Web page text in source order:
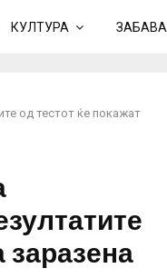
КУЛТУРА ЗАБАВА
од тестот ќе покажат